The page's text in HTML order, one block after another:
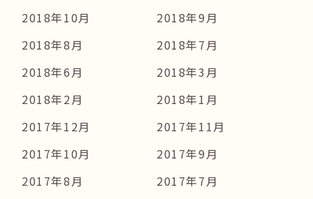
2018年10月
2018年9月
2018年8月
2018年7月
2018年6月
2018年3月
2018年2月
2018年1月
2017年12月
2017年11月
2017年10月
2017年9月
2017年8月
2017年7月